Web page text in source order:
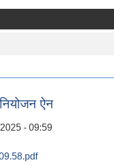
ऐन
- 09:59